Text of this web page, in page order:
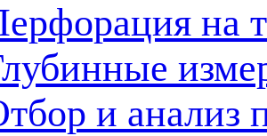
на
и анализ